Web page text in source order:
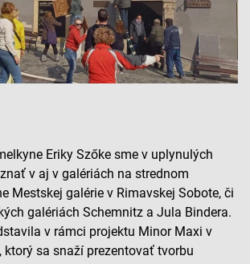
Eriky Szőke sme v uplynulých
v aj v galériách na strednom
Mestskej galérie v Rimavskej Sobote, či
galériách Schemnitz a Jula Bindera.
v rámci projektu Minor Maxi v
ktorý sa snaží prezentovať tvorbu